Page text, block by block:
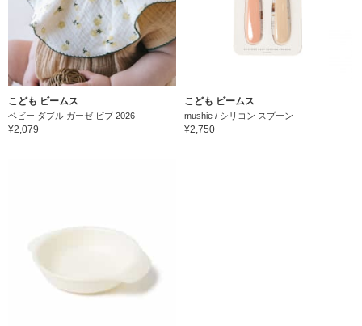
こども ビームス
ベビー ダブル ガーゼ ビブ 2026
¥2,079
こども ビームス
mushie / シリコン スプーン
¥2,750